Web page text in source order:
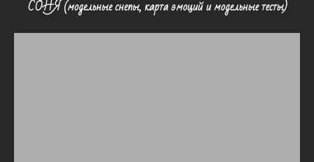
СОНЯ (модельные снепы, карта эмоций и модельные тесты)